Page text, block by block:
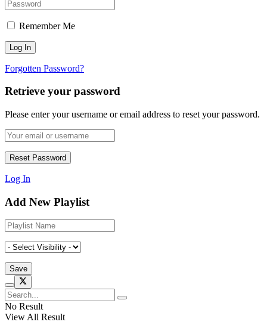
Remember Me
Forgotten Password?
Retrieve your password
Please enter your username or email address to reset your password.
Log In
Add New Playlist
No Result
View All Result